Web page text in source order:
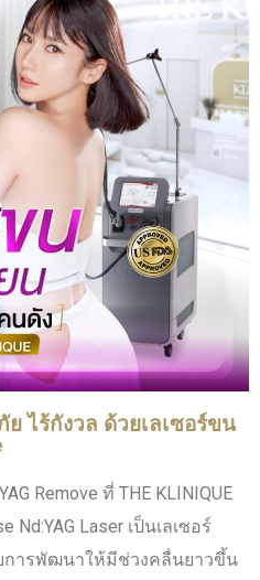
ไร้กังวล ด้วยเลเซอร์ขน
Remove ที่ THE KLINIQUE
Nd:YAG Laser เป็นเลเซอร์
การพัฒนาให้มีช่วงคลื่นยาวขึ้น